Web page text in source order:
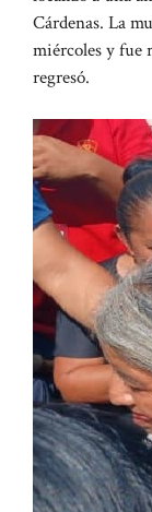
Cárdenas. La
miércoles y fue
regresó.